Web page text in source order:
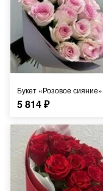
Букет «Розовое сияние»
5 814₽